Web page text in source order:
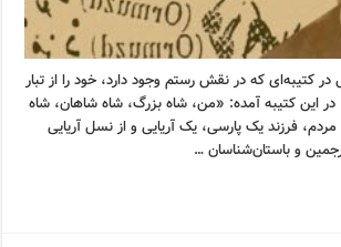
کتیبه‌ای که در نقش رستم وجود دارد، خود را از تبار
در این کتیبه آمده: «من، شاه بزرگ، شاه شاهان، شاه
فرزند یک پارسی، یک آریایی و از نسل آریایی
و باستان‌شناسان …